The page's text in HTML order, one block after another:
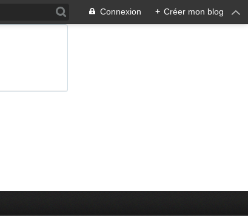
Connexion + Créer mon blog